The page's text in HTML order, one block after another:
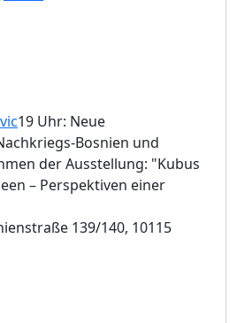
19 Uhr: Neue
Bosnien und
der Ausstellung: "Kubus
– Perspektiven einer
139/140, 10115